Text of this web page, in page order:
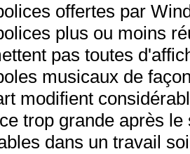
offertes par
plus ou moins
pas toutes
musicaux de
modifient
trop grande après
dans un travail